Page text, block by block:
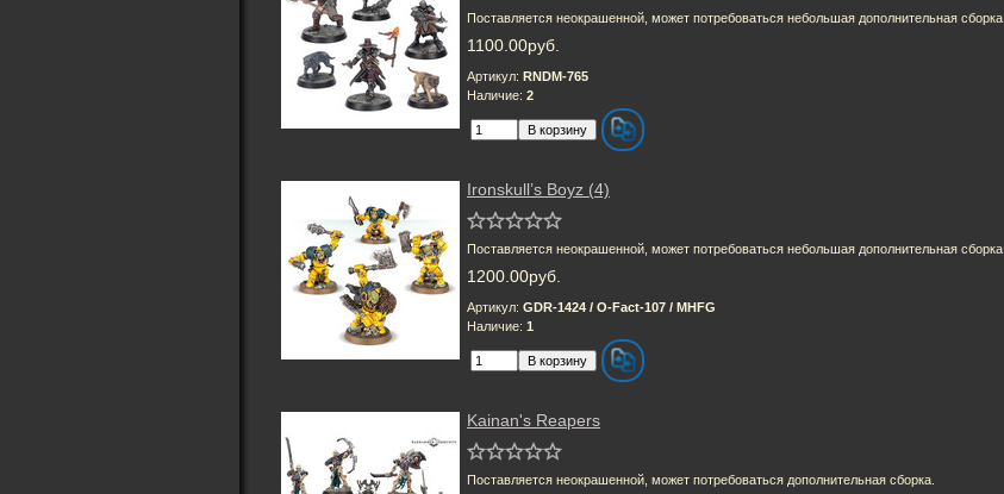
Поставляется неокрашенной, может потребоваться небольшая дополнительная сборка.
1100.00руб.
Артикул: RNDM-765
Наличие: 2
Ironskull’s Boyz (4)
Поставляется неокрашенной, может потребоваться небольшая дополнительная сборка.
1200.00руб.
Артикул: GDR-1424 / O-Fact-107 / MHFG
Наличие: 1
Kainan's Reapers
Поставляется неокрашенной, может потребоваться дополнительная сборка.